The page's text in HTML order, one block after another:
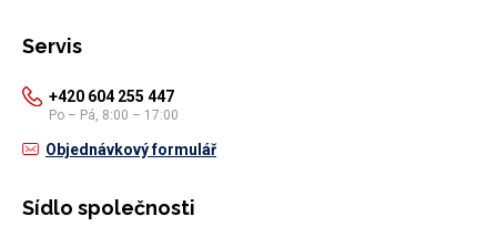
Servis
+420 604 255 447
Po – Pá, 8:00 – 17:00
Objednávkový formulář
Sídlo společnosti